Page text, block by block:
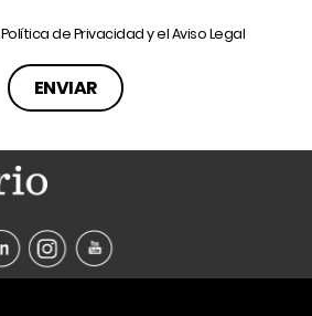
Política de Privacidady elAviso Legal